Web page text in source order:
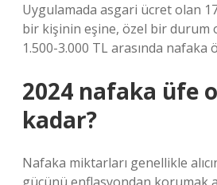
Uygulamada asgari ücret olan
bir kişinin eşine, özel bir durum
1.500-3.000 TL arasında nafaka
2024 nafaka üfe
kadar?
Nafaka miktarları genellikle